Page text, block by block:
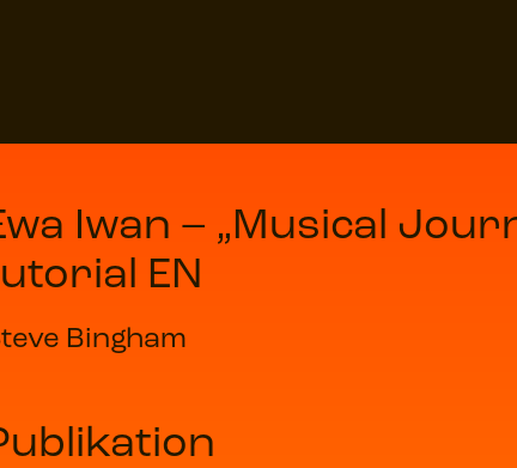
Iwan – „Musical
EN
Bingham